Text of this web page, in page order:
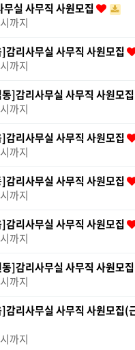
실 사무직 사원모집
까지
리사무실 사무직 사원모집
까지
]감리사무실 사무직 사원모집
까지
리사무실 사무직 사원모집
까지
리사무실 사무직 사원모집
까지
리사무실 사무직 사원모집
까지
]감리사무실 사무직 사원모집
까지
리사무실 사무직 사원모집(
까지